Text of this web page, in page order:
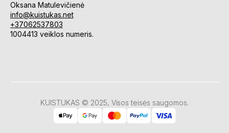
Oksana Matulevičienė
info@kuistukas.net
+37062537803
1004413 veiklos numeris.
KUISTUKAS © 2025, Visos teisės saugomos.